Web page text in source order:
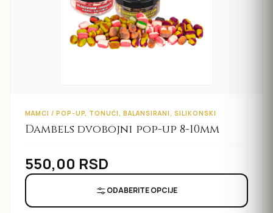
MAMCI / POP-UP, TONUĆI, BALANSIRANI, SILIKONSKI
Dambels dvobojni pop-up 8-10mm
550,00 RSD
ODABERITE OPCIJE